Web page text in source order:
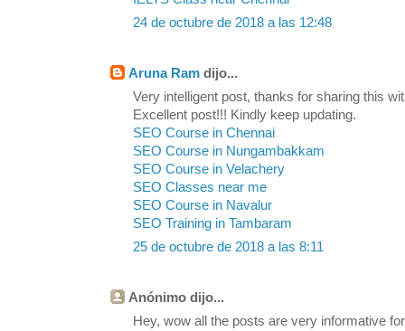
24 de octubre de 2018 a las 12:48
Aruna Ram dijo...
Very intelligent post, thanks for sharing this
Excellent post!!! Kindly keep updating.
SEO Course in Chennai
SEO Course in Nungambakkam
SEO Course in Velachery
SEO Classes near me
SEO Course in Navalur
SEO Training in Tambaram
25 de octubre de 2018 a las 8:11
Anónimo dijo...
Hey, wow all the posts are very informative